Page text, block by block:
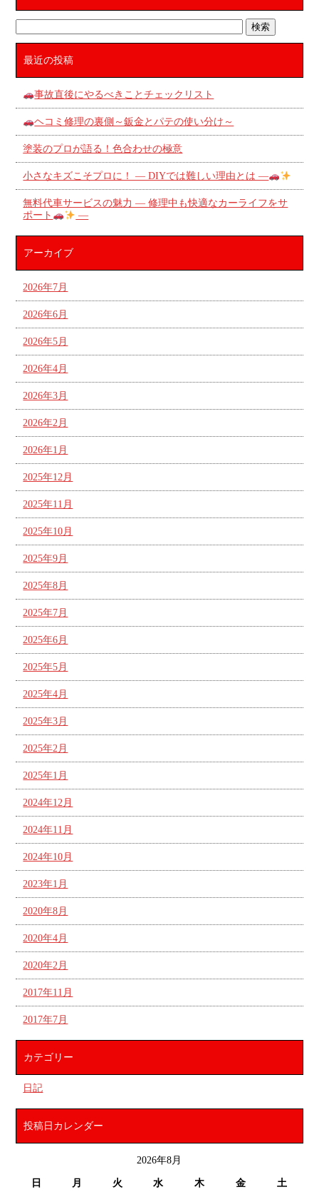
最近の投稿
事故直後にやるべきことチェックリスト
ヘコミ修理の裏側～鈑金とパテの使い分け～
塗装のプロが語る！色合わせの極意
小さなキズこそプロに！ ― DIYでは難しい理由とは ―
無料代車サービスの魅力 ― 修理中も快適なカーライフをサ
ポート
―
アーカイブ
2026年7月
2026年6月
2026年5月
2026年4月
2026年3月
2026年2月
2026年1月
2025年12月
2025年11月
2025年10月
2025年9月
2025年8月
2025年7月
2025年6月
2025年5月
2025年4月
2025年3月
2025年2月
2025年1月
2024年12月
2024年11月
2024年10月
2023年1月
2020年8月
2020年4月
2020年2月
2017年11月
2017年7月
カテゴリー
日記
投稿日カレンダー
2026年8月
日 月 火 水 木 金 土